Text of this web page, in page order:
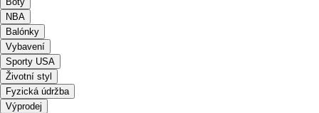
NBA
Balónky
Vybavení
Sporty USA
Životní styl
Fyzická údržba
Výprodej